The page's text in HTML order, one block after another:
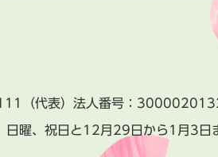
（代表） 法人番号：
曜、祝日と 12月29日から1月3日